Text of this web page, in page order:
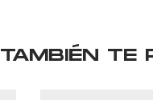
TAMBIÉN TE